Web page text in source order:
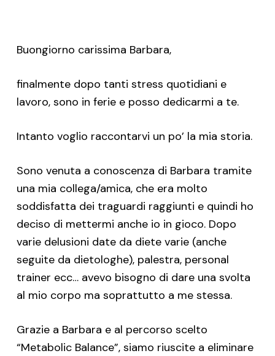
Buongiorno carissima Barbara,
finalmente dopo tanti stress quotidiani e
lavoro, sono in ferie e posso dedicarmi a te.
Intanto voglio raccontarvi un po’ la mia storia.
Sono venuta a conoscenza di Barbara tramite
una mia collega/amica, che era molto
soddisfatta dei traguardi raggiunti e quindi ho
deciso di mettermi anche io in gioco. Dopo
varie delusioni date da diete varie (anche
seguite da dietologhe), palestra, personal
trainer ecc… avevo bisogno di dare una svolta
al mio corpo ma soprattutto a me stessa.
Grazie a Barbara e al percorso scelto
“Metabolic Balance”, siamo riuscite a eliminare